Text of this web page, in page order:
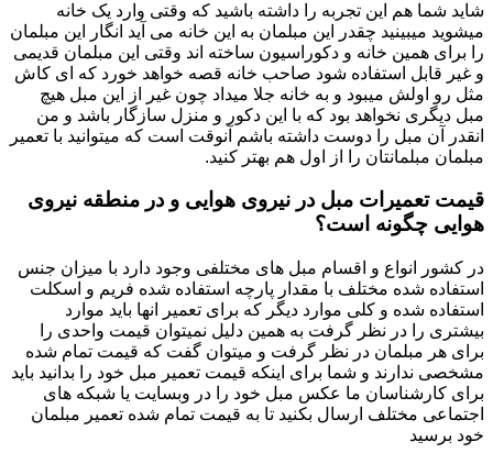
شاید شما هم این تجربه را داشته باشید که وقتی وارد یک خانه
میشوید میبینید چقدر این مبلمان به این خانه می آید انگار این مبلمان
را برای همین خانه و دکوراسیون ساخته اند وقتی این مبلمان قدیمی
و غیر قابل استفاده شود صاحب خانه قصه خواهد خورد که ای کاش
مثل رو اولش میبود و به خانه جلا میداد چون غیر از این مبل هیچ
مبل دیگری نخواهد بود که با این دکور و منزل سازگار باشد و من
انقدر آن مبل را دوست داشته باشم آنوقت است که میتوانید با تعمیر
مبلمان مبلمانتان را از اول هم بهتر کنید.
قیمت تعمیرات مبل در نیروی هوایی و در منطقه نیروی
هوایی چگونه است؟
در کشور انواع و اقسام مبل های مختلفی وجود دارد با میزان جنس
استفاده شده مختلف با مقدار پارچه استفاده شده فریم و اسکلت
استفاده شده و کلی موارد دیگر که برای تعمیر انها باید موارد
بیشتری را در نظر گرفت به همین دلیل نمیتوان قیمت واحدی را
برای هر مبلمان در نظر گرفت و میتوان گفت که قیمت تمام شده
مشخصی ندارند و شما برای اینکه قیمت تعمیر مبل خود را بدانید باید
برای کارشناسان ما عکس مبل خود را در وبسایت یا شبکه های
اجتماعی مختلف ارسال بکنید تا به قیمت تمام شده تعمیر مبلمان
خود برسید